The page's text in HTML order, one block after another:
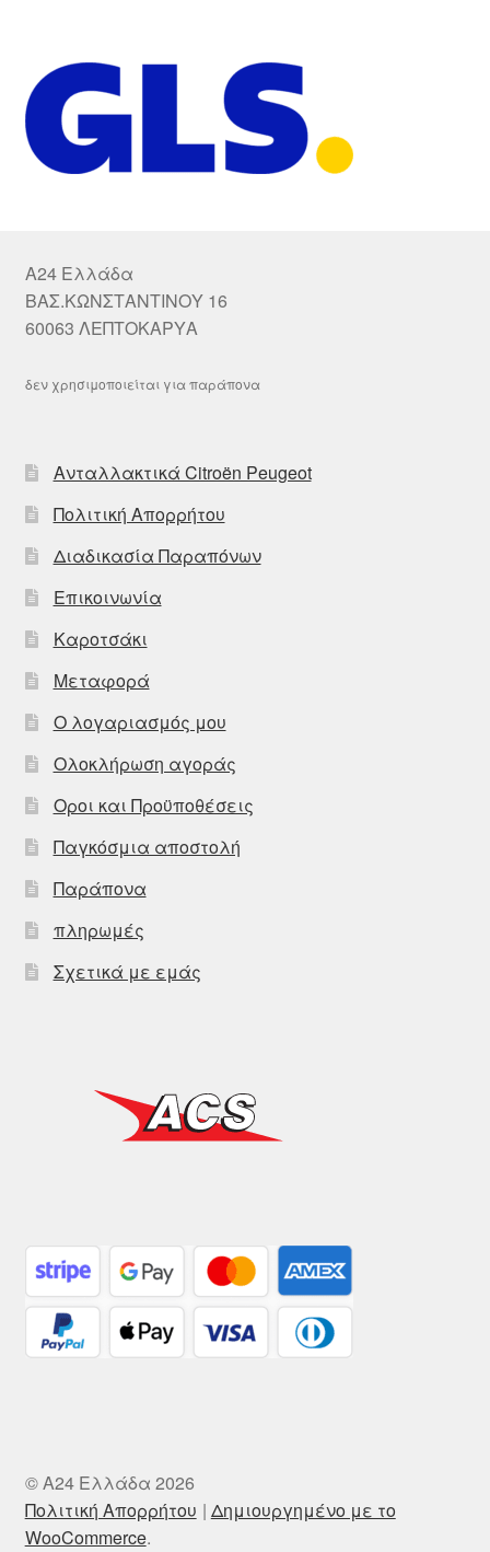
A24 Ελλάδα
ΒΑΣ.ΚΩΝΣΤΑΝΤΙΝΟΥ 16
60063 ΛΕΠΤΟΚΑΡΥΑ
δεν χρησιμοποιείται για παράπονα
Ανταλλακτικά Citroën Peugeot
Πολιτική Απορρήτου
Διαδικασία Παραπόνων
Επικοινωνία
Καροτσάκι
Μεταφορά
Ο λογαριασμός μου
Ολοκλήρωση αγοράς
Οροι και Προϋποθέσεις
Παγκόσμια αποστολή
Παράπονα
πληρωμές
Σχετικά με εμάς
© A24 Ελλάδα 2026
Πολιτική Απορρήτου
Δημιουργημένο με το
WooCommerce.